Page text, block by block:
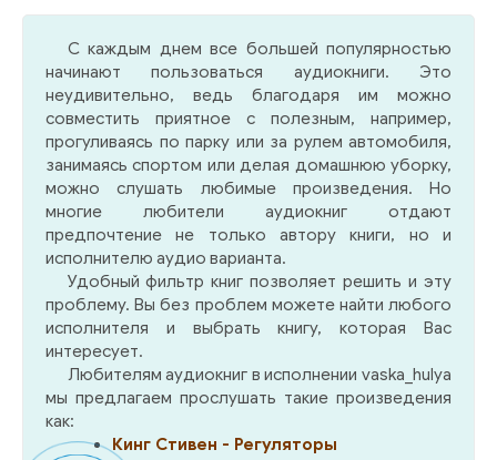
С каждым днем все большей популярностью
начинают пользоваться аудиокниги. Это
неудивительно, ведь благодаря им можно
совместить приятное с полезным, например,
прогуливаясь по парку или за рулем автомобиля,
занимаясь спортом или делая домашнюю уборку,
можно слушать любимые произведения. Но
многие любители аудиокниг отдают
предпочтение не только автору книги, но и
исполнителю аудио варианта.
Удобный фильтр книг позволяет решить и эту
проблему. Вы без проблем можете найти любого
исполнителя и выбрать книгу, которая Вас
интересует.
Любителям аудиокниг в исполнении vaska_hulya
мы предлагаем прослушать такие произведения
как:
Кинг Стивен - Регуляторы